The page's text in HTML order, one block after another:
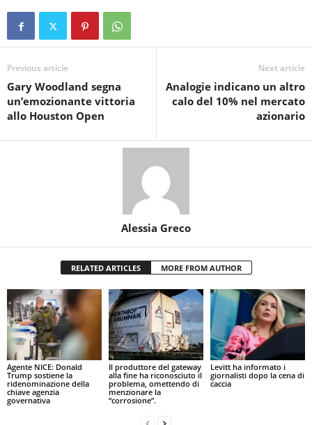
Previous article
Gary Woodland segna
un’emozionante vittoria
allo Houston Open
Next article
Analogie indicano un altro
calo del 10% nel mercato
azionario
Alessia Greco
RELATED ARTICLES MORE FROM AUTHOR
Agente NICE: Donald
Trump sostiene la
ridenominazione della
chiave agenzia
governativa
Il produttore del gateway
alla fine ha riconosciuto il
problema, omettendo di
menzionare la
“corrosione”.
Levitt ha informato i
giornalisti dopo la cena di
caccia